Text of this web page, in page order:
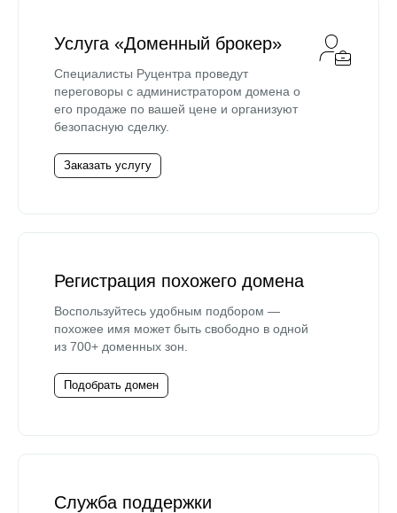
Услуга «Доменный брокер»
Специалисты Руцентра проведут
переговоры с администратором домена о
его продаже по вашей цене и организуют
безопасную сделку.
Заказать услугу
Регистрация похожего домена
Воспользуйтесь удобным подбором —
похожее имя может быть свободно в одной
из 700+ доменных зон.
Подобрать домен
Служба поддержки